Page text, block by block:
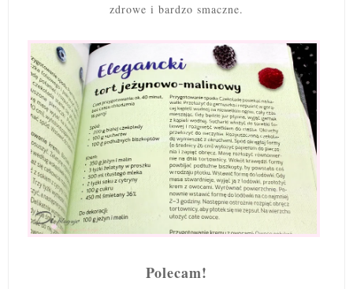
zdrowe i bardzo smaczne.
Polecam!